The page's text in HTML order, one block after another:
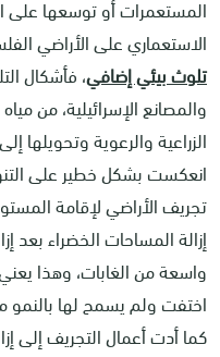
المستعمرات أو توسعها على
الاستعماري على الأراضي
تلوث بيئي إضافي، فأشكال
والمصانع الإسرائيلية، من
الزراعية والرعوية وتحويلها
انعكست بشكل خطير على
تجريف الأراضي لإقامة
إزالة المساحات الخضراء بعد
واسعة من الغابات، وهذا يعني
اختفت ولم يسمح لها
كما أدت أعمال التجريف إلى